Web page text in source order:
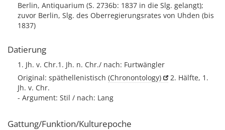
Berlin, Antiquarium (S. 2736b: 1837 in die Slg. gelangt);
zuvor Berlin, Slg. des Oberregierungsrates von Uhden (bis
1837)
Datierung
1. Jh. v. Chr.1. Jh. n. Chr./ nach: Furtwängler
Original: späthellenistisch (Chronontology)
2. Hälfte, 1.
Jh. v. Chr.
- Argument: Stil / nach: Lang
Gattung/Funktion/Kulturepoche